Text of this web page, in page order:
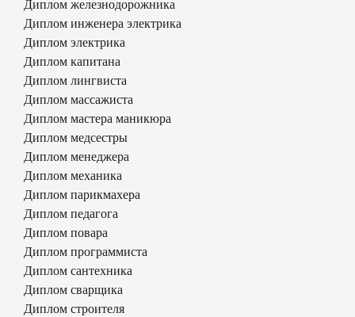
Диплом железнодорожника
Диплом инженера электрика
Диплом электрика
Диплом капитана
Диплом лингвиста
Диплом массажиста
Диплом мастера маникюра
Диплом медсестры
Диплом менеджера
Диплом механика
Диплом парикмахера
Диплом педагога
Диплом повара
Диплом программиста
Диплом сантехника
Диплом сварщика
Диплом строителя